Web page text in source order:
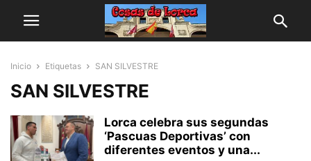
Inicio Etiquetas SAN SILVESTRE
SAN SILVESTRE
Lorca celebra sus segundas
‘Pascuas Deportivas’ con
diferentes eventos y una...